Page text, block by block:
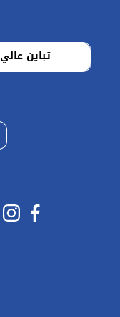
تباين عالي